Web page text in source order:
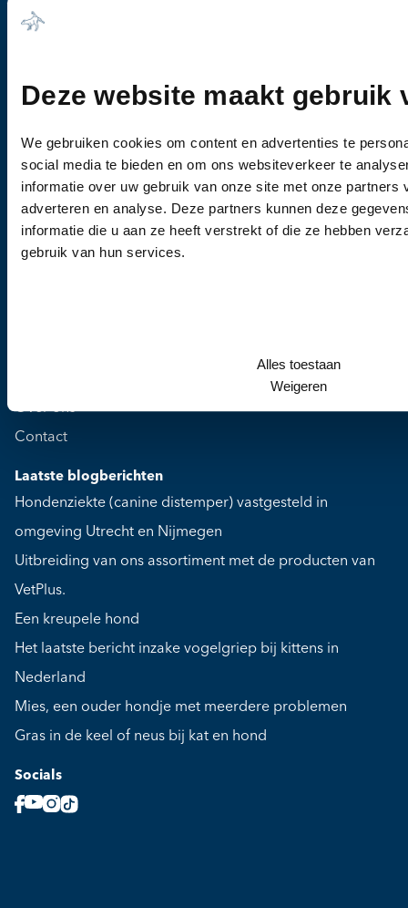
Deze website maakt gebruik
We gebruiken cookies om content en advertenties te
social media te bieden en om ons websiteverkeer te
informatie over uw gebruik van onze site met onze partners
adverteren en analyse. Deze partners kunnen deze
informatie die u aan ze heeft verstrekt of die ze hebben
gebruik van hun services.
Alles toestaan
Weigeren
4003 CJ Tiel
0344-612976
Bel ons voor een afspraak
Zaterdag t/m zondag: Gesloten
Over ons
Contact
Laatste blogberichten
Hondenziekte (canine distemper) vastgesteld in
omgeving Utrecht en Nijmegen
Uitbreiding van ons assortiment met de producten van
VetPlus.
Een kreupele hond
Het laatste bericht inzake vogelgriep bij kittens in
Nederland
Mies, een ouder hondje met meerdere problemen
Gras in de keel of neus bij kat en hond
Socials